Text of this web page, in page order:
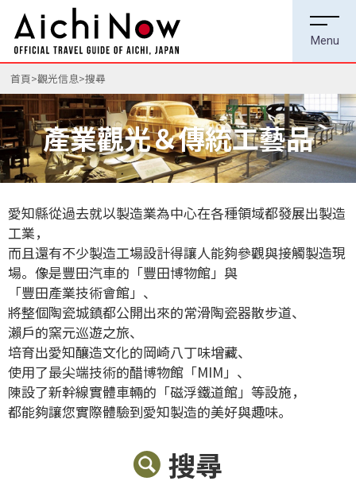
首頁 觀光信息 搜尋
產業觀光＆傳統工藝品
愛知縣從過去就以製造業為中心在各種領域都發展出製造
工業，
而且還有不少製造工場設計得讓人能夠參觀與接觸製造現
場。像是豐田汽車的「豐田博物館」與
「豐田產業技術會館」、
將整個陶瓷城鎮都公開出來的常滑陶瓷器散步道、
瀨戶的窯元巡遊之旅、
培育出愛知釀造文化的岡崎八丁味增藏、
使用了最尖端技術的醋博物館「MIM」、
陳設了新幹線實體車輛的「磁浮鐵道館」等設施，
都能夠讓您實際體驗到愛知製造的美好與趣味。
搜尋